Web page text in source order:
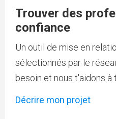
Trouver des
confiance
Un outil de mise en
sélectionnés par le
besoin et nous t'aidons à
Décrire mon projet